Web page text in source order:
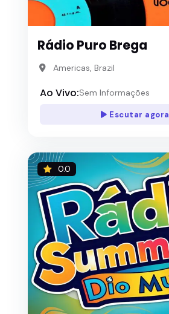
Rádio Puro Brega
Americas, Brazil
Ao Vivo:Sem Informações
Escutar agora
0.0